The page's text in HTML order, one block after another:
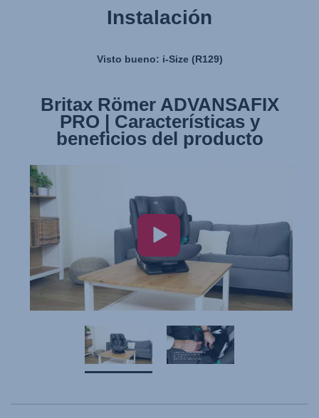
Instalación
Visto bueno: i-Size (R129)
Britax Römer ADVANSAFIX
PRO | Características y
beneficios del producto
Britax Römer ADVANSAFIX
PRO | Instalación de la silla